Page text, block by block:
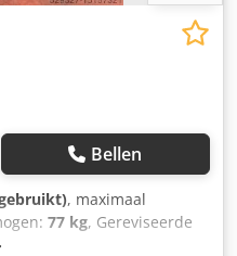
Bellen
, maximaal
77 kg, Gereviseerde
Dedporrwclofx Andewa